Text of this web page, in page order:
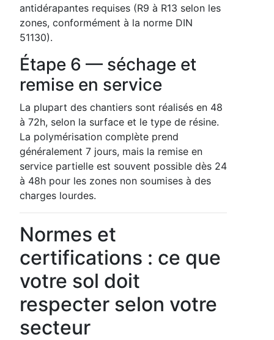
antidérapantes requises (R9 à R13 selon les
zones, conformément à la norme DIN
51130).
Étape 6 — séchage et
remise en service
La plupart des chantiers sont réalisés en 48
à 72h, selon la surface et le type de résine.
La polymérisation complète prend
généralement 7 jours, mais la remise en
service partielle est souvent possible dès 24
à 48h pour les zones non soumises à des
charges lourdes.
Normes et
certifications : ce que
votre sol doit
respecter selon votre
secteur